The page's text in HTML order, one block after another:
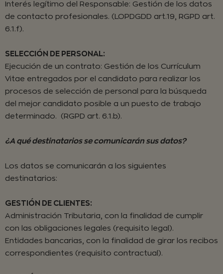
Interés legítimo del Responsable: Gestión de los datos
de contacto profesionales. (LOPDGDD art.19, RGPD art.
6.1.f).
SELECCIÓN DE PERSONAL:
Ejecución de un contrato: Gestión de los Currículum
Vitae entregados por el candidato para realizar los
procesos de selección de personal para la búsqueda
del mejor candidato posible a un puesto de trabajo
determinado. (RGPD art. 6.1.b).
¿A qué destinatarios se comunicarán sus datos?
Los datos se comunicarán a los siguientes
destinatarios:
GESTIÓN DE CLIENTES:
Administración Tributaria, con la finalidad de cumplir
con las obligaciones legales (requisito legal).
Entidades bancarias, con la finalidad de girar los recibos
correspondientes (requisito contractual).